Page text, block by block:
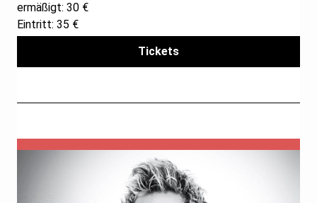
ermäßigt: 30 €
Eintritt: 35 €
Tickets